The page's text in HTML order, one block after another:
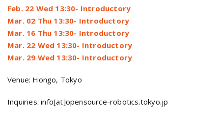
Feb. 22 Wed 13:30- Introductory
Mar. 02 Thu 13:30- Introductory
Mar. 16 Thu 13:30- Introductory
Mar. 22 Wed 13:30- Introductory
Mar. 29 Wed 13:30- Introductory
Venue: Hongo, Tokyo
Inquiries: info[at]opensource-robotics.tokyo.jp